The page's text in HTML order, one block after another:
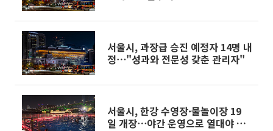
서울시, 과장급 승진 예정자 14명 내
정⋯"성과와 전문성 갖춘 관리자"
서울시, 한강 수영장·물놀이장 19
일 개장⋯야간 운영으로 열대야 탈